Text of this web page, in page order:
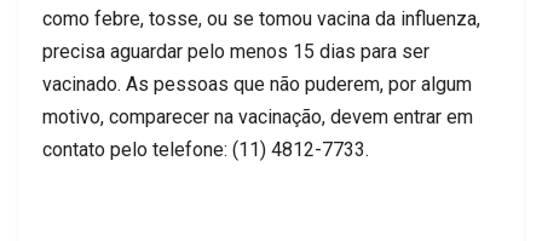
como febre, tosse, ou se tomou vacina da influenza,
precisa aguardar pelo menos 15 dias para ser
vacinado. As pessoas que não puderem, por algum
motivo, comparecer na vacinação, devem entrar em
contato pelo telefone: (11) 4812-7733.